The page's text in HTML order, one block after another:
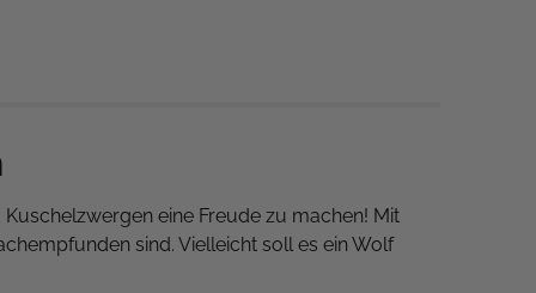
eine Freude zu machen! Mit
sind. Vielleicht soll es ein Wolf